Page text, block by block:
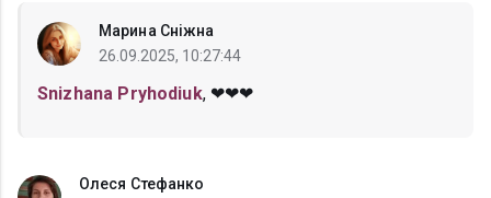
Марина Сніжна
26.09.2025, 10:27:44
Snizhana Pryhodiuk, ❤❤❤
Олеся Стефанко